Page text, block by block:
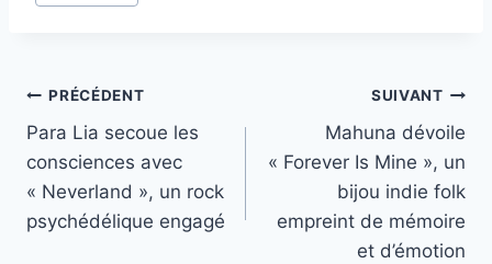
de
Navigation
de
l’article
PRÉCÉDENT
Para Lia secoue les
consciences avec
« Neverland », un rock
psychédélique engagé
SUIVANT
Mahuna dévoile
« Forever Is Mine », un
bijou indie folk
empreint de mémoire
et d’émotion